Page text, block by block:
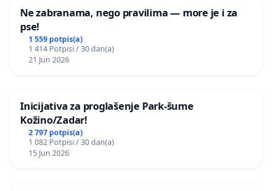
Ne zabranama, nego pravilima — more je i za
pse!
1 559 potpis(a)
1 414 Potpisi / 30 dan(a)
21 Jun 2026
Inicijativa za proglašenje Park-šume
Kožino/Zadar!
2 797 potpis(a)
1 082 Potpisi / 30 dan(a)
15 Jun 2026